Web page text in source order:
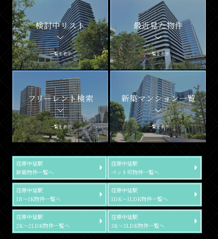
検討中リスト
一覧を表示
最近見た物件
一覧を表示
フリーレント検索
一覧を表示
新築マンション一覧
一覧を表示
荏原中延駅
新築物件一覧へ
荏原中延駅
ペット可物件一覧へ
荏原中延駅
1R～1K物件一覧へ
荏原中延駅
1DK～1LDK物件一覧へ
荏原中延駅
2K～2LDK物件一覧へ
荏原中延駅
3K～3LDK物件一覧へ